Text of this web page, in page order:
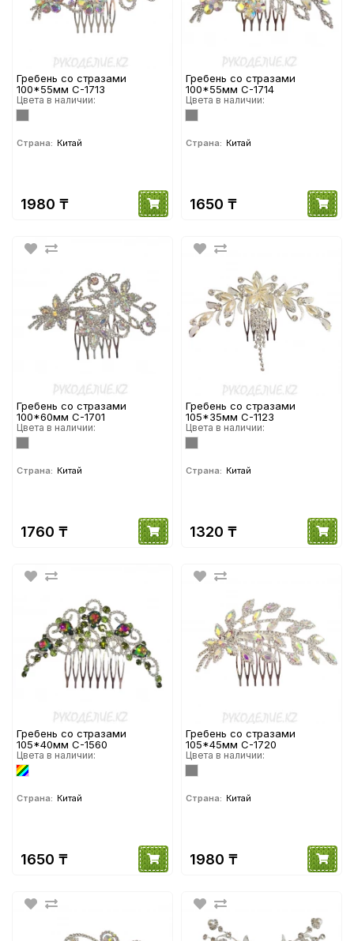
Гребень со стразами
100*55мм С-1713
Цвета в наличии:
Страна: Китай
1980 ₸
Гребень со стразами
100*55мм С-1714
Цвета в наличии:
Страна: Китай
1650 ₸
Гребень со стразами
100*60мм С-1701
Цвета в наличии:
Страна: Китай
1760 ₸
Гребень со стразами
105*35мм С-1123
Цвета в наличии:
Страна: Китай
1320 ₸
Гребень со стразами
105*40мм С-1560
Цвета в наличии:
Страна: Китай
1650 ₸
Гребень со стразами
105*45мм С-1720
Цвета в наличии:
Страна: Китай
1980 ₸